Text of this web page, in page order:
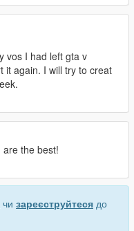
vos I had left gta v
it again. I will try to creat
are the best!
чи зареєструйтеся до